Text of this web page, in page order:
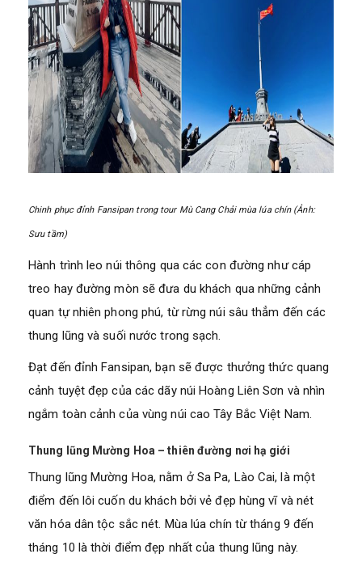
Chinh phục đỉnh Fansipan trong tour Mù Cang Chải mùa lúa chín (Ảnh:
Sưu tầm)
Hành trình leo núi thông qua các con đường như cáp
treo hay đường mòn sẽ đưa du khách qua những cảnh
quan tự nhiên phong phú, từ rừng núi sâu thẳm đến các
thung lũng và suối nước trong sạch.
Đạt đến đỉnh Fansipan, bạn sẽ được thưởng thức quang
cảnh tuyệt đẹp của các dãy núi Hoàng Liên Sơn và nhìn
ngắm toàn cảnh của vùng núi cao Tây Bắc Việt Nam.
Thung lũng Mường Hoa – thiên đường nơi hạ giới
Thung lũng Mường Hoa, nằm ở Sa Pa, Lào Cai, là một
điểm đến lôi cuốn du khách bởi vẻ đẹp hùng vĩ và nét
văn hóa dân tộc sắc nét. Mùa lúa chín từ tháng 9 đến
tháng 10 là thời điểm đẹp nhất của thung lũng này.